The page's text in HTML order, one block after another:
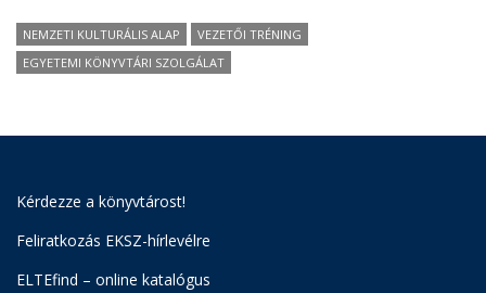
NEMZETI KULTURÁLIS ALAP
VEZETŐI TRÉNING
EGYETEMI KÖNYVTÁRI SZOLGÁLAT
Kérdezze a könyvtárost!
Feliratkozás EKSZ-hírlevélre
ELTEfind – online katalógus